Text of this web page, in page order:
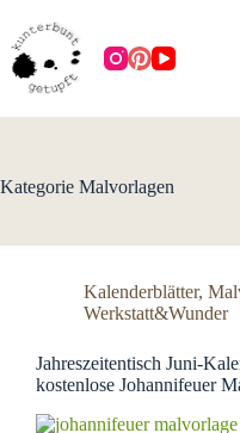
Inhalt
springen
Kategorie Malvorlagen
Kalenderblätter,
Werkstatt&Wunder
Jahreszeitentisch Juni-
kostenlose Johannifeuer